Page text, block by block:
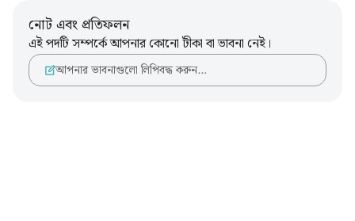
নোট এবং প্রতিফলন
এই পদটি সম্পর্কে আপনার কোনো টীকা বা ভাবনা নেই।
আপনার ভাবনাগুলো লিপিবদ্ধ করুন…